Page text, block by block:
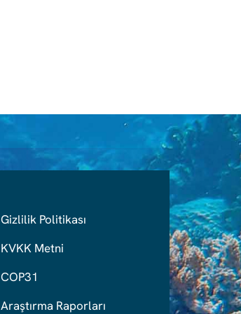
Gizlilik Politikası
KVKK Metni
COP31
Araştırma Raporları